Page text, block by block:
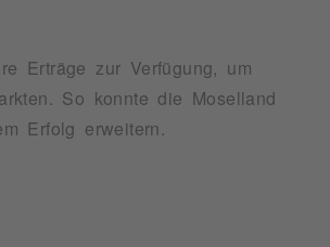
Erträge zur Verfügung, um
Erfolg erweitern.